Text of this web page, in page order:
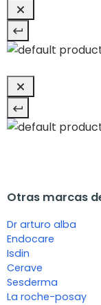
Otras marcas
Dr arturo alba
Endocare
Isdin
Cerave
Sesderma
La roche-posay